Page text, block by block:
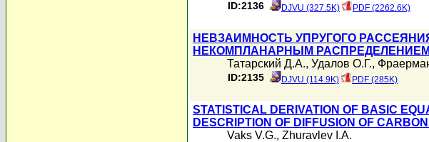
ID:2136 DJVU (327.5K) PDF (2262.6K)
НЕВЗАИМНОСТЬ УПРУГОГО
НЕКОМПЛАНАРНЫМ
Татарский Д.А., Удалов О.Г.,
ID:2135 DJVU (114.9K) PDF (285K)
STATISTICAL DERIVATION OF BASIC
DESCRIPTION OF DIFFUSION OF
Vaks V.G., Zhuravlev I.A.